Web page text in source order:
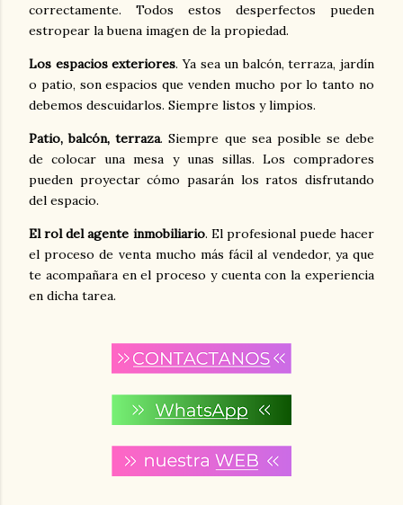
correctamente. Todos estos desperfectos pueden
estropear la buena imagen de la propiedad.
Los espacios exteriores. Ya sea un balcón, terraza, jardín
o patio, son espacios que venden mucho por lo tanto no
debemos descuidarlos. Siempre listos y limpios.
Patio, balcón, terraza. Siempre que sea posible se debe
de colocar una mesa y unas sillas. Los compradores
pueden proyectar cómo pasarán los ratos disfrutando
del espacio.
El rol del agente inmobiliario. El profesional puede hacer
el proceso de venta mucho más fácil al vendedor, ya que
te acompañara en el proceso y cuenta con la experiencia
en dicha tarea.